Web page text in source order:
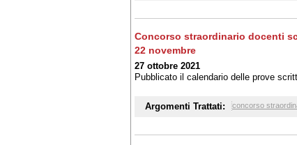
Concorso straordinario docenti
22 novembre
27 ottobre 2021
Pubblicato il calendario delle prove
Argomenti Trattati: concorso